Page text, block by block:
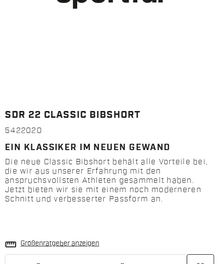
SDR 22 CLASSIC BIBSHORT
5422020
EIN KLASSIKER IM NEUEN GEWAND
Die neue Classic Bibshort behält alle Vorteile bei,
die wir aus unserer Erfahrung mit den
anspruchsvollsten Athleten gesammelt haben.
Jetzt bieten wir sie mit einem noch moderneren
Schnitt und verbesserter Passform an.
straighten Größenratgeber anzeigen